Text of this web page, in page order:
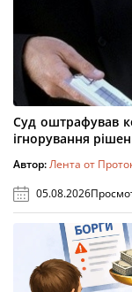
Суд оштрафував
ігнорування
Автор:Лента от
05.08.2026